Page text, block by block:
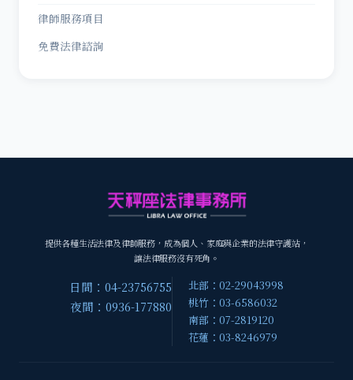
律師服務項目
免費法律諮詢
提供各種生活法律及律師服務，成為個人、家庭與企業的法律守護站，
讓法律服務沒有死角。
日間：04-23756755
夜間：0936-177880
北部：02-29043998
桃竹：03-6586032
南部：07-2819120
花蓮：03-8246979